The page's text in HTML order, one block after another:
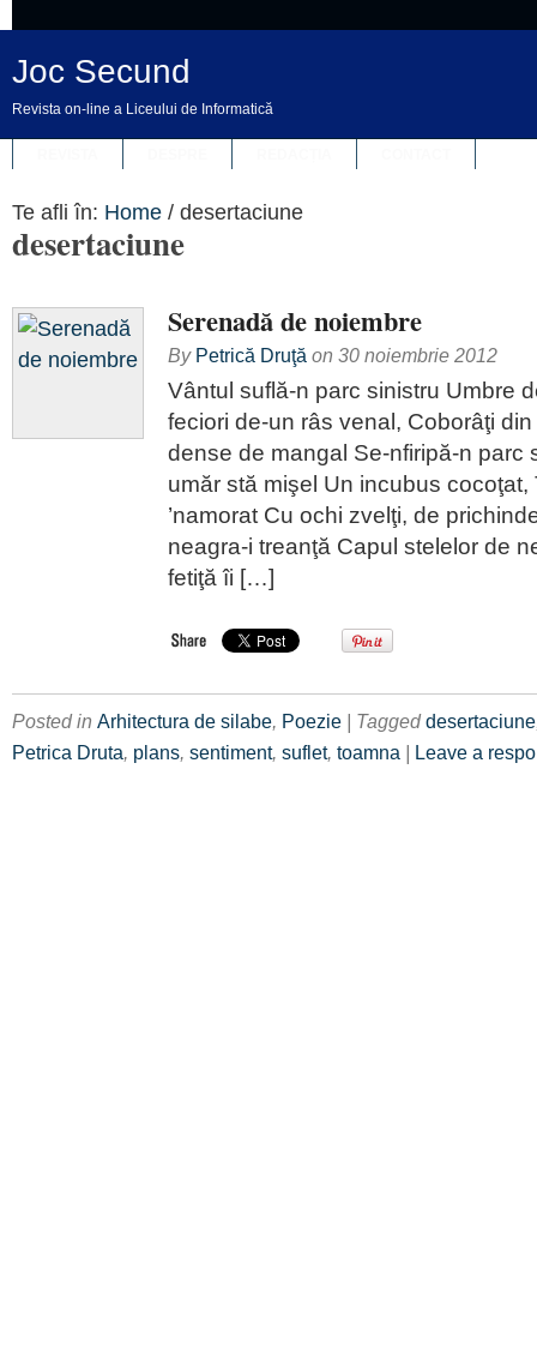
Joc Secund
Revista on-line a Liceului de Informatică
Te afli în: Home / desertaciune
desertaciune
Serenadă de noiembre
By Petrică Druţă on 30 noiembrie 2012
Vântul suflă-n parc sinistru Umbre
feciori de-un râs venal, Coborâţi
dense de mangal Se-nfiripă-n parc
umăr stă mişel Un incubus cocoţat,
’namorat Cu ochi zvelţi, de
neagra-i treanţă Capul stelelor de
fetiţă îi […]
Posted in Arhitectura de silabe, Poezie | Taggeddesertaciune
Petrica Druta, plans, sentiment, suflet, toamna | Leave a